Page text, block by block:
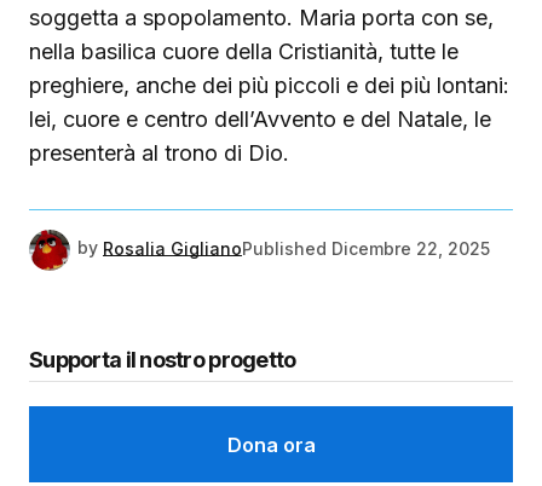
soggetta a spopolamento. Maria porta con se,
nella basilica cuore della Cristianità, tutte le
preghiere, anche dei più piccoli e dei più lontani:
lei, cuore e centro dell’Avvento e del Natale, le
presenterà al trono di Dio.
by Rosalia GiglianoPublished Dicembre 22, 2025
Supporta il nostro progetto
Dona ora